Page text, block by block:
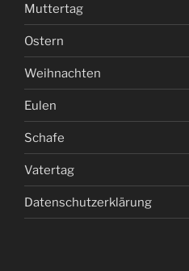
Muttertag
Ostern
Weihnachten
Eulen
Schafe
Vatertag
Datenschutzerklärung